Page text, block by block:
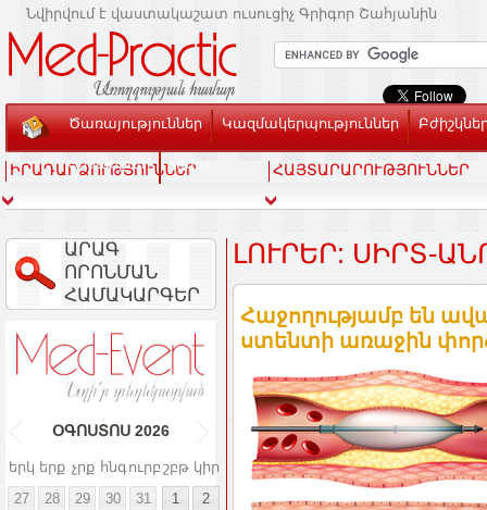
Նվիրվում է վաստակաշատ ուսուցիչ Գրիգոր Շահյանին
Ծառայություններ Կազմակերպություններ
Տեսասրահ Կապ
ԻՐԱԴԱՐՁՈՒԹՅՈՒՆՆԵՐ ՀԱՅՏԱՐԱՐՈՒԹՅՈՒՆՆԵՐ
ԱՐԱԳ
ՈՐՈՆՄԱՆ
ՀԱՄԱԿԱՐԳԵՐ
ՕԳՈՍՏՈՍ 2026
երկ երք չրք հնգուրբ շբթ կիր
27
28 29 30 31 1
2
ԼՈՒՐԵՐ: ՍԻՐՏ-
Հաջողությամբ են
ստենտի առաջին